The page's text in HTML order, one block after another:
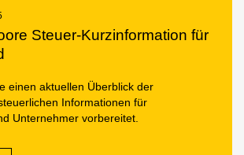
Steuer-Kurzinformation für
einen aktuellen Überblick der
Informationen für
Unternehmer vorbereitet.